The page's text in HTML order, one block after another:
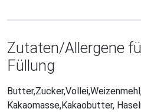
Zutaten/Allergene
Füllung
Kakaomasse,Kakaobutter,